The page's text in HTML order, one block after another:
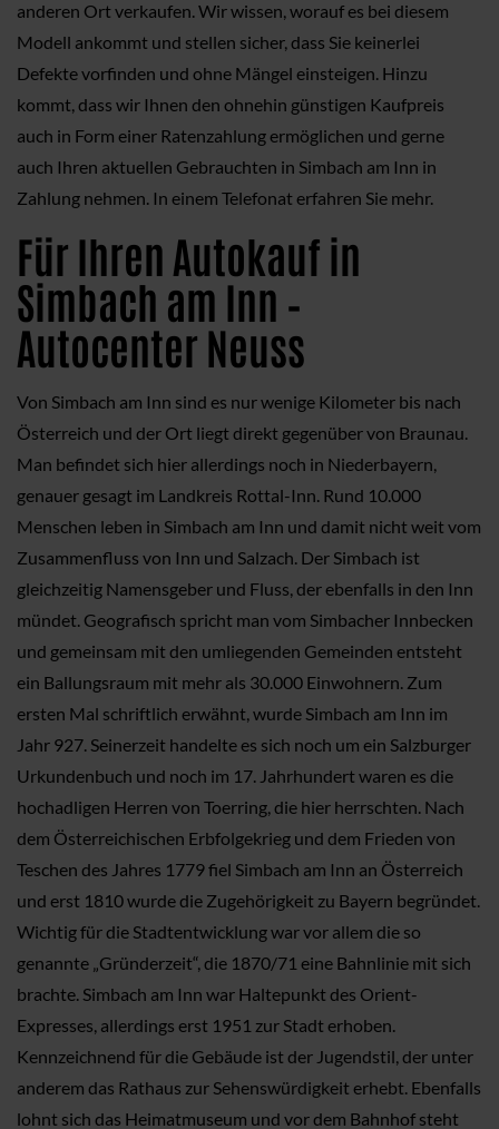
anderen Ort verkaufen. Wir wissen, worauf es bei diesem
Modell ankommt und stellen sicher, dass Sie keinerlei
Defekte vorfinden und ohne Mängel einsteigen. Hinzu
kommt, dass wir Ihnen den ohnehin günstigen Kaufpreis
auch in Form einer Ratenzahlung ermöglichen und gerne
auch Ihren aktuellen Gebrauchten in Simbach am Inn in
Zahlung nehmen. In einem Telefonat erfahren Sie mehr.
Für Ihren Autokauf in
Simbach am Inn –
Autocenter Neuss
Von Simbach am Inn sind es nur wenige Kilometer bis nach
Österreich und der Ort liegt direkt gegenüber von Braunau.
Man befindet sich hier allerdings noch in Niederbayern,
genauer gesagt im Landkreis Rottal-Inn. Rund 10.000
Menschen leben in Simbach am Inn und damit nicht weit vom
Zusammenfluss von Inn und Salzach. Der Simbach ist
gleichzeitig Namensgeber und Fluss, der ebenfalls in den Inn
mündet. Geografisch spricht man vom Simbacher Innbecken
und gemeinsam mit den umliegenden Gemeinden entsteht
ein Ballungsraum mit mehr als 30.000 Einwohnern. Zum
ersten Mal schriftlich erwähnt, wurde Simbach am Inn im
Jahr 927. Seinerzeit handelte es sich noch um ein Salzburger
Urkundenbuch und noch im 17. Jahrhundert waren es die
hochadligen Herren von Toerring, die hier herrschten. Nach
dem Österreichischen Erbfolgekrieg und dem Frieden von
Teschen des Jahres 1779 fiel Simbach am Inn an Österreich
und erst 1810 wurde die Zugehörigkeit zu Bayern begründet.
Wichtig für die Stadtentwicklung war vor allem die so
genannte „Gründerzeit“, die 1870/71 eine Bahnlinie mit sich
brachte. Simbach am Inn war Haltepunkt des Orient-
Expresses, allerdings erst 1951 zur Stadt erhoben.
Kennzeichnend für die Gebäude ist der Jugendstil, der unter
anderem das Rathaus zur Sehenswürdigkeit erhebt. Ebenfalls
lohnt sich das Heimatmuseum und vor dem Bahnhof steht